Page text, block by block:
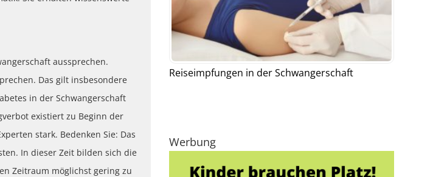
aussprechen.
Das gilt insbesondere
in der Schwangerschaft
existiert zu Beginn der
stark. Bedenken Sie: Das
In dieser Zeit bilden sich die
Zeitraum möglichst gering zu
Reiseimpfungen in der Schwangerschaft
Werbung